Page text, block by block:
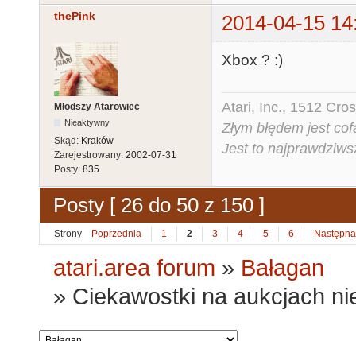
thePink 2014-04-15
Młodszy Atarowiec
Nieaktywny
Skąd: Kraków
Zarejestrowany: 2002-07-31
Posty: 835
Xbox ? :)
Atari, Inc., 1512
Złym błędem jest
Jest to
Posty [ 26 do 50 z 150 ]
Strony Poprzednia 1 2 3 4 5 6 Następna
atari.area forum » Bałagan
» Ciekawostki na aukcjach